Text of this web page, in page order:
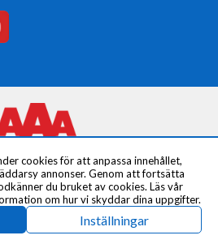
cookies för att anpassa innehållet,
annonser. Genom att fortsätta
du bruket av cookies. Läs vår
om hur vi skyddar dina uppgifter.
Arrangörsservice